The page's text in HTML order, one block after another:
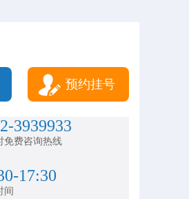
预约挂号
3939933
免费咨询热线
17:30
间